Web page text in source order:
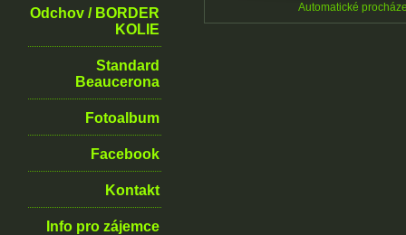
Odchov / BORDER
KOLIE
Standard
Beaucerona
Fotoalbum
Facebook
Kontakt
Info pro zájemce
Automatické